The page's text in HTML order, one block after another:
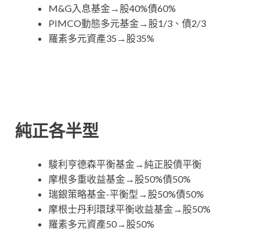
M&G入息基金→股40%債60%
PIMCO動態多元基金→股1/3、債2/3
羅素多元資產35→股35%
純正各半型
駿利亨德森平衡基金→純正股債平衡
摩根多重收益基金→股50%債50%
瑞銀策略基金-平衡型→股50%債50%
摩根士丹利環球平衡收益基金→股50%
羅素多元資產50→股50%